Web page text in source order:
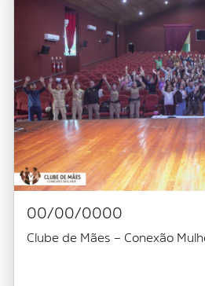
00/00/0000
Clube de Mães – Conexão